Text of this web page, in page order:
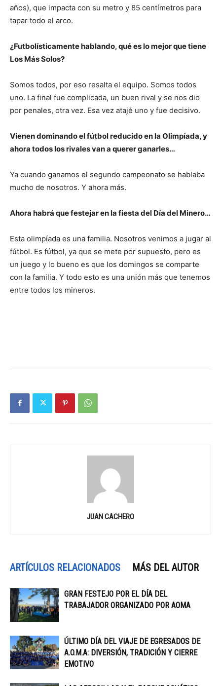
años), que impacta con su metro y 85 centímetros para
tapar todo el arco.
¿Futbolísticamente hablando, qué es lo mejor que tiene
Los Más Solos?
Somos todos, por eso resalta el equipo. Somos todos
uno. La final fue complicada, un buen rival y se nos dio
por penales, otra vez. Esa vez atajé uno y fue decisivo.
Vienen dominando el fútbol reducido en la Olimpíada, y
ahora todos los rivales van a querer ganarles…
Ya cuando ganamos el segundo campeonato se hablaba
mucho de nosotros. Y ahora más.
Ahora habrá que festejar en la fiesta del Día del Minero…
Esta olimpíada es una familia. Nosotros venimos a jugar al
fútbol. Es fútbol, ya que se mete por supuesto, pero es
un juego y lo bueno es que los domingos se comparte
con la familia. Y todo esto es una unión más que tenemos
entre todos los mineros.
JUAN CACHERO
ARTÍCULOS RELACIONADOS MÁS DEL AUTOR
GRAN FESTEJO POR EL DÍA DEL
TRABAJADOR ORGANIZADO POR AOMA
ÚLTIMO DÍA DEL VIAJE DE EGRESADOS DE
A.O.M.A: DIVERSIÓN, TRADICIÓN Y CIERRE
EMOTIVO